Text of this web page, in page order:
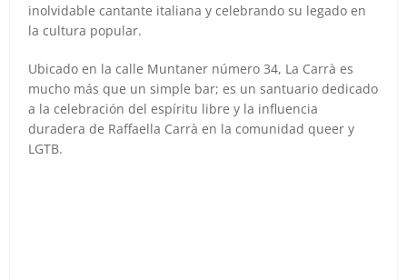
inolvidable cantante italiana y celebrando su legado en
la cultura popular.
Ubicado en la calle Muntaner número 34, La Carrà es
mucho más que un simple bar; es un santuario dedicado
a la celebración del espíritu libre y la influencia
duradera de Raffaella Carrà en la comunidad queer y
LGTB.